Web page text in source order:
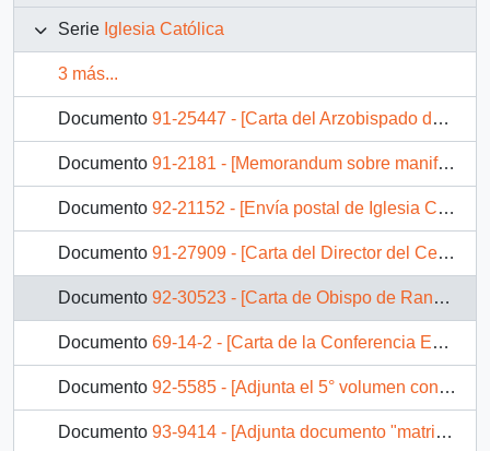
Serie Iglesia Católica
3 más...
Documento 91-25447 - [Carta del Arzobispado de La Serena dirigida al Jefe de Gabinete Presidencial]
Documento 91-2181 - [Memorandum sobre manifestaciones preocupantes para el año]
Documento 92-21152 - [Envía postal de Iglesia Católica de Los Andes]
Documento 91-27909 - [Carta del Director del Centro Nacional de Comunicación Social del Episcopado dirigida al Jefe de Gabinete Presidencial]
Documento 92-30523 - [Carta de Obispo de Rancagua Jorge Medina]
Documento 69-14-2 - [Carta de la Conferencia Episcopal de Chile dirigida al Ministro del Interior]
Documento 92-5585 - [Adjunta el 5° volumen con los documentos del Episcopado]
Documento 93-9414 - [Adjunta documento "matrimonio, indisolubilidad, divorcio"]